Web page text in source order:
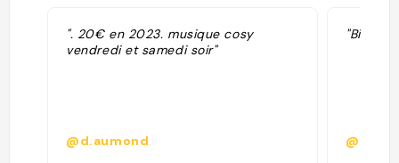
". 20€ en 2023. musique cosy
vendredi et samedi soir"
@d.aumond
"Bistrot
@